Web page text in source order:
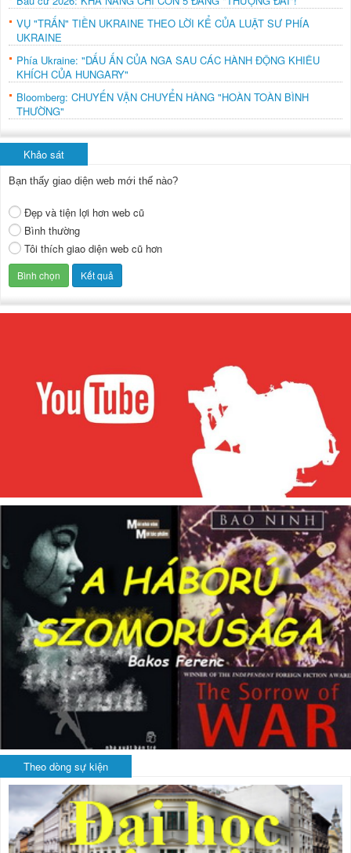
VỤ "TRẤN" TIỀN UKRAINE THEO LỜI KỂ CỦA LUẬT SƯ PHÍA
UKRAINE
Phía Ukraine: "DẤU ẤN CỦA NGA SAU CÁC HÀNH ĐỘNG KHIÊU
KHÍCH CỦA HUNGARY"
Bloomberg: CHUYẾN VẬN CHUYỂN HÀNG "HOÀN TOÀN BÌNH
THƯỜNG"
Khảo sát
Bạn thấy giao diện web mới thế nào?
Đẹp và tiện lợi hơn web cũ
Bình thường
Tôi thích giao diện web cũ hơn
Theo dòng sự kiện